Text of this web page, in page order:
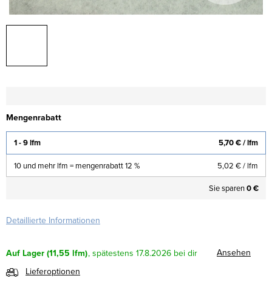
Mengenrabatt
1 - 9 lfm 5,70 €/ lfm
10 und mehr lfm = mengenrabatt 12 % 5,02 €/ lfm
Sie sparen0 €
Detaillierte Informationen
Auf Lager(11,55 lfm) 17.8.2026
Ansehen
Lieferoptionen